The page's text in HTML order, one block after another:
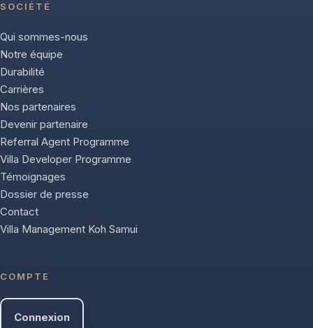
SOCIÉTÉ
Qui sommes-nous
Notre équipe
Durabilité
Carrières
Nos partenaires
Devenir partenaire
Referral Agent Programme
Villa Developer Programme
Témoignages
Dossier de presse
Contact
Villa Management Koh Samui
COMPTE
Connexion